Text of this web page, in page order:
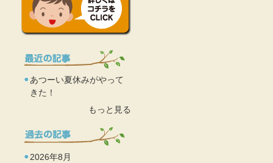
あつーい夏休みがやって
きた！
もっと見る
2026年8月